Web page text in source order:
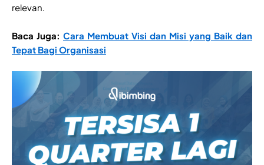
relevan.
Baca Juga: Cara Membuat Visi dan Misi yang Baik dan
Tepat Bagi Organisasi